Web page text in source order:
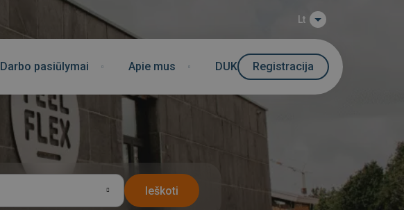
Lt
Darbo pasiūlymai Apie mus DUK Registracija
leškoti